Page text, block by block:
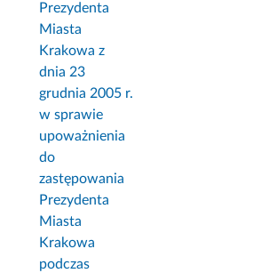
Prezydenta
Miasta
Krakowa z
dnia 23
grudnia 2005 r.
w sprawie
upoważnienia
do
zastępowania
Prezydenta
Miasta
Krakowa
podczas